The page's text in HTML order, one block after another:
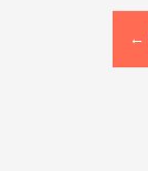
P
o
←